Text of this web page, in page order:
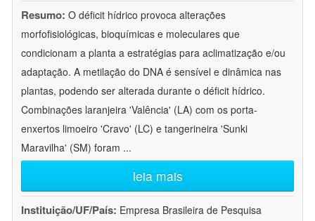
Resumo: O déficit hídrico provoca alterações
morfofisiológicas, bioquímicas e moleculares que
condicionam a planta a estratégias para aclimatização e/ou
adaptação. A metilação do DNA é sensível e dinâmica nas
plantas, podendo ser alterada durante o déficit hídrico.
Combinações laranjeira 'Valência' (LA) com os porta-
enxertos limoeiro 'Cravo' (LC) e tangerineira 'Sunki
Maravilha' (SM) foram ...
leia mais
Instituição/UF/País: Empresa Brasileira de Pesquisa